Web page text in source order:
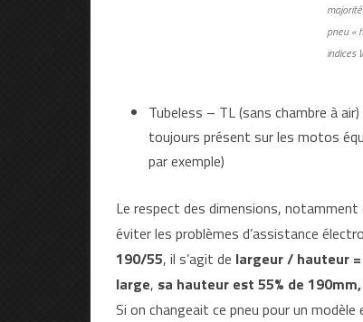
pneu «
indices
Tubeless – TL (sans chambre à
toujours présent sur les motos
par exemple)
Le respect des dimensions,
éviter les problèmes d’assistance
190/55, il s’agit de largeur / hauteur
large, sa hauteur est 55% de
Si on changeait ce pneu pour un modèle